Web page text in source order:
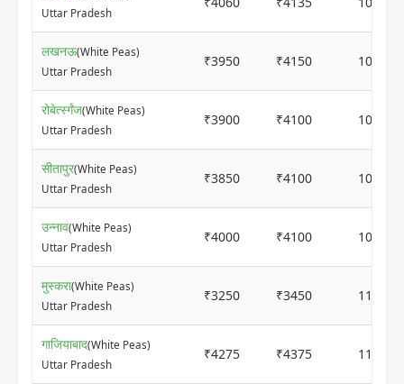
Uttar Pradesh
लखनऊ(White Peas)
Uttar Pradesh
₹3950 ₹4150 10
रोबेर्त्स्गंज(White Peas)
Uttar Pradesh
₹3900 ₹4100 10
सीतापुर(White Peas)
Uttar Pradesh
₹3850 ₹4100 10
उन्नाव(White Peas)
Uttar Pradesh
₹4000 ₹4100 10
मुस्करा(White Peas)
Uttar Pradesh
₹3250 ₹3450 11
गाजियाबाद(White Peas)
Uttar Pradesh
₹4275 ₹4375 11